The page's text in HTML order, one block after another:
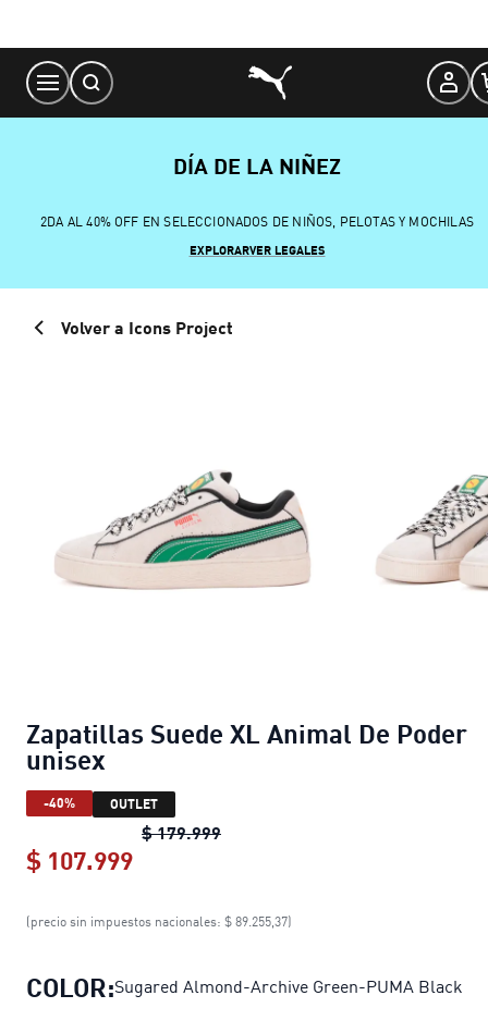
Content
DÍA DE LA NIÑEZ
2DA AL 40% OFF EN SELECCIONADOS DE NIÑOS, PELOTAS Y MOCHILAS
EXPLORARVER LEGALES
Volver a Icons Project
Zapatillas Suede XL Animal De Poder
unisex
-40% OUTLET
$ 179.999Zapatillas Suede XL Animal De
$ 107.999
Zapatillas Suede XL Animal De
(precio sin impuestos nacionales: $ 89.255,37)
COLOR:Sugared Almond-Archive Green-PUMA Black